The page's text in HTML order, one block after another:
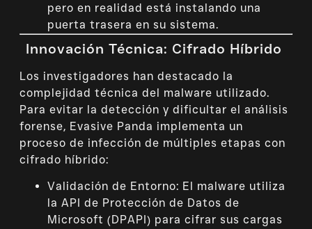
pero en realidad está instalando una
puerta trasera en su sistema.
Innovación Técnica: Cifrado Híbrido
Los investigadores han destacado la
complejidad técnica del malware utilizado.
Para evitar la detección y dificultar el análisis
forense, Evasive Panda implementa un
proceso de infección de múltiples etapas con
cifrado híbrido:
Validación de Entorno: El malware utiliza
la API de Protección de Datos de
Microsoft (DPAPI) para cifrar sus cargas